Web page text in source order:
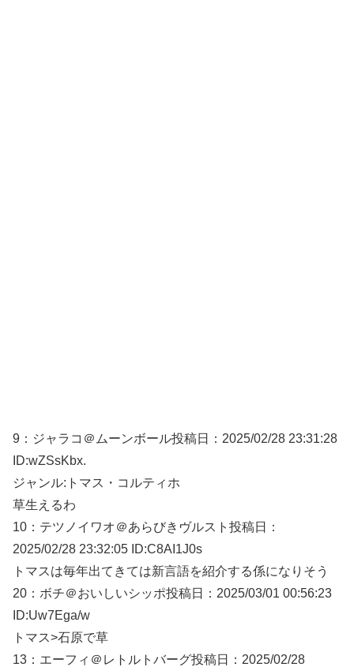
9： ジャラコ＠ムーンボール投稿日：2025/02/28 23:31:28
ID:wZSsKbx.
ジャンル:トマス・コルティホ
草生えるわ
10： テツノイワオ＠あらびきヴルスト 投稿日：
2025/02/28 23:32:05 ID:C8AI1J0s
トマスは毎年出てきては新言語を紹介する係になりそう
20： ボチ＠おいしいシッポ投稿日：2025/03/01 00:56:23
ID:Uw7Ega/w
トマス>石原で草
13： エーフィ＠レトルトバーグ投稿日：2025/02/28